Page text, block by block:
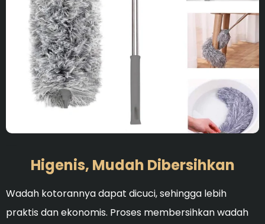
Higenis, Mudah Dibersihkan
Wadah kotorannya dapat dicuci, sehingga lebih
praktis dan ekonomis. Proses membersihkan wadah